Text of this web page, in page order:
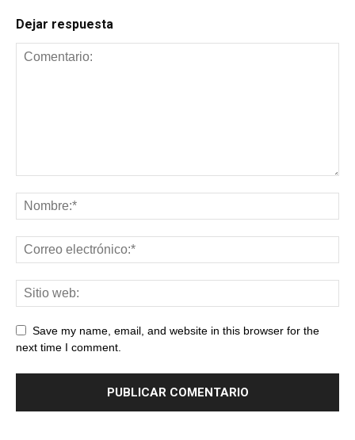
Dejar respuesta
Save my name, email, and website in this browser for the
next time I comment.